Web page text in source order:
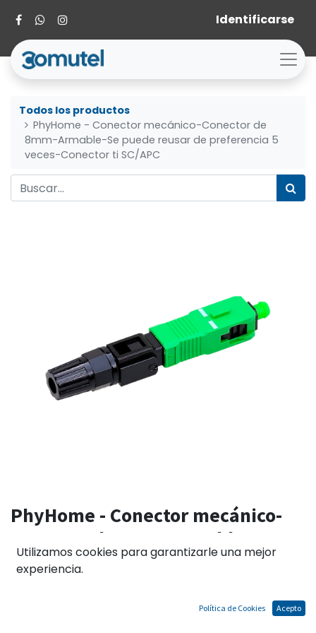
Identificarse
Todos los productos
PhyHome - Conector mecánico-Conector de
8mm-Armable-Se puede reusar de preferencia 5
veces-Conector ti SC/APC
PhyHome - Conector mecánico-
Conector de 8mm-Armable-Se
puede reusar de preferencia 5
Utilizamos cookies para garantizarle una mejor
experiencia.
Política de Cookies Acepto